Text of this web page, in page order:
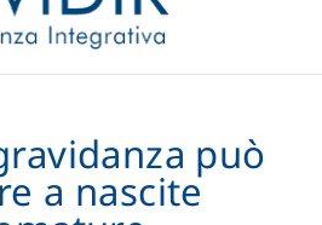
può
a nascite